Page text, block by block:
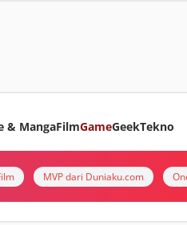
& MangaFilmGameGeekTekno
MVP dari Duniaku.com